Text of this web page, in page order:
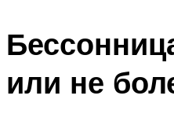
или не